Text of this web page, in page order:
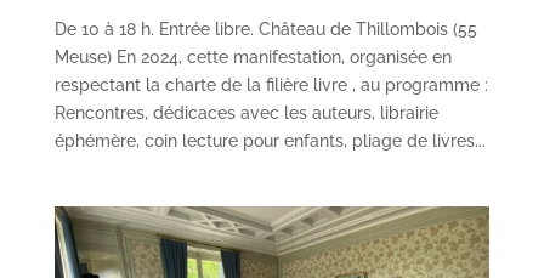
De 10 à 18 h. Entrée libre. Château de Thillombois (55
Meuse) En 2024, cette manifestation, organisée en
respectant la charte de la filière livre , au programme :
Rencontres, dédicaces avec les auteurs, librairie
éphémère, coin lecture pour enfants, pliage de livres...